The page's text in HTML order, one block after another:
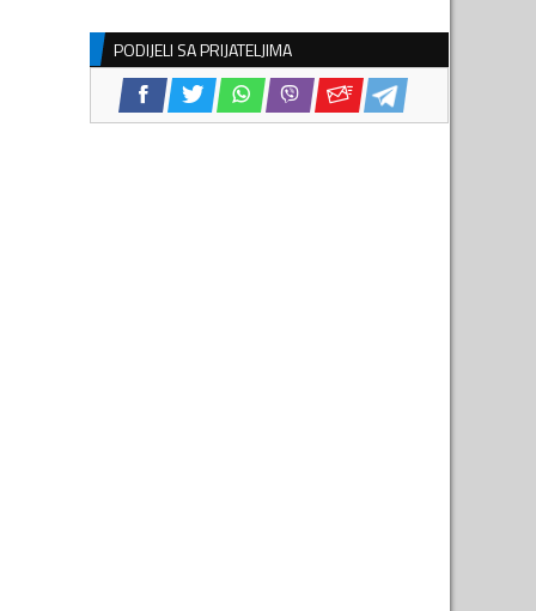
PODIJELI SA PRIJATELJIMA